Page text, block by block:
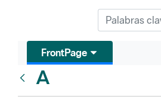
FrontPage
A